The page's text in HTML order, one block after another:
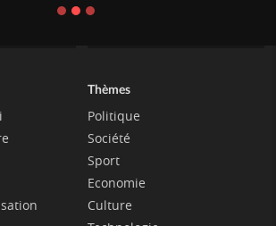
Thèmes
Politique
Société
Sport
Economie
Culture